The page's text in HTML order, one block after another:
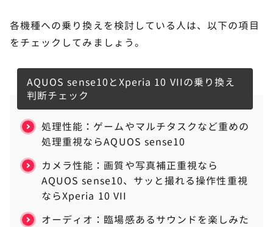
各機種への乗り換えを検討している人は、以下の項目
をチェックしてみましょう。
AQUOS sense10とXperia 10 VIIの乗り換え
判断チェック
処理性能：ゲームやマルチタスクなど重めの
処理重視ならAQUOS sense10
カメラ性能：画質や写真補正重視なら
AQUOS sense10、サッと撮れる操作性重視
ならXperia 10 VII
オーディオ：臨場感あるサウンドを楽しみた